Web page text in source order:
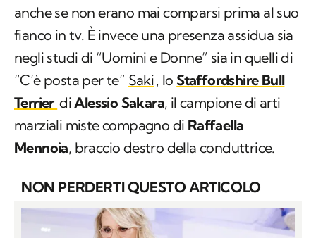
anche se non erano mai comparsi prima al suo
fianco in tv. È invece una presenza assidua sia
negli studi di “Uomini e Donne” sia in quelli di
“C’è posta per te” Saki, loStaffordshire Bull
Terrier diAlessio Sakara, il campione di arti
marziali miste compagno di Raffaella
Mennoia, braccio destro della conduttrice.
NON PERDERTI QUESTO ARTICOLO